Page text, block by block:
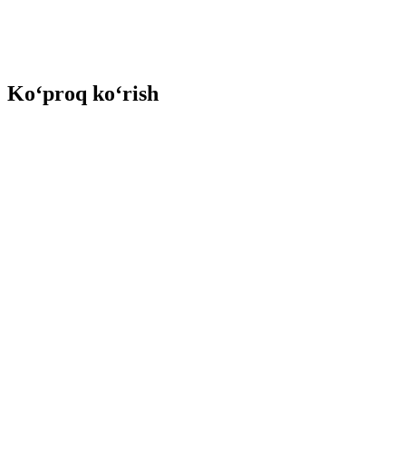
Ko‘proq ko‘rish